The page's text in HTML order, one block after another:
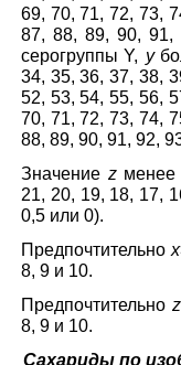
69, 70, 71, 72, 73,
87, 88, 89, 90,
серогруппы Y, y
34, 35, 36, 37, 38,
52, 53, 54, 55, 56,
70, 71, 72, 73, 74,
88, 89, 90, 91, 92,
Значение z менее
21, 20, 19, 18, 17,
0,5 или 0).
Предпочтительно x
8, 9 и 10.
Предпочтительно z
8, 9 и 10.
Сахариды по